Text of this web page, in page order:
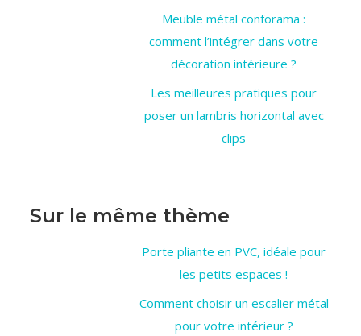
Meuble métal conforama :
comment l’intégrer dans votre
décoration intérieure ?
Les meilleures pratiques pour
poser un lambris horizontal avec
clips
Sur le même thème
Porte pliante en PVC, idéale pour
les petits espaces !
Comment choisir un escalier métal
pour votre intérieur ?